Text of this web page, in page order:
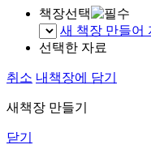
책장선택
새 책장 만들어
선택한 자료
취소 내책장에 담기
새책장 만들기
닫기